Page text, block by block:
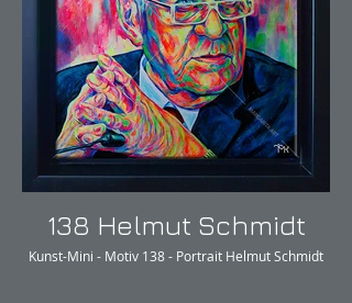
138 Helmut Schmidt
Kunst-Mini - Motiv 138 - Portrait Helmut Schmidt